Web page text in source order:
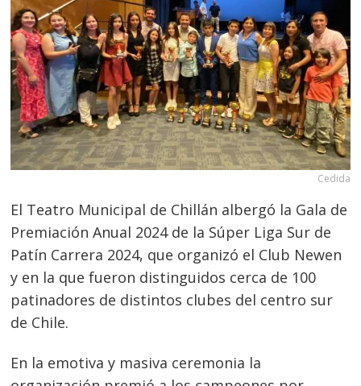
Cedida
El Teatro Municipal de Chillán albergó la Gala de
Premiación Anual 2024 de la Súper Liga Sur de
Patín Carrera 2024, que organizó el Club Newen
y en la que fueron distinguidos cerca de 100
patinadores de distintos clubes del centro sur
de Chile.
En la emotiva y masiva ceremonia la